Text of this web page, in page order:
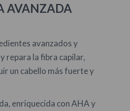
AVANZADA
avanzados y
repara la fibra capilar,
un cabello más fuerte y
enriquecida con AHA y